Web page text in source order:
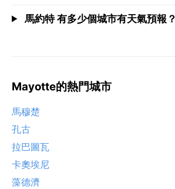
馬約特 有多少個城市有天氣預報？
Mayotte的熱門城市
馬穆楚
孔古
拉巴圖瓦
卡奧埃尼
藻德濟